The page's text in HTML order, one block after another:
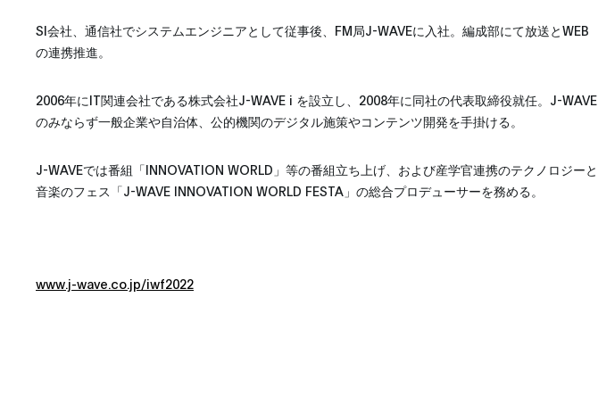
SI会社、通信社でシステムエンジニアとして従事後、FM局J-WAVEに入社。編成部にて放送とWEB
の連携推進。
2006年にIT関連会社である株式会社J-WAVE i を設立し、2008年に同社の代表取締役就任。J-WAVE
のみならず一般企業や自治体、公的機関のデジタル施策やコンテンツ開発を手掛ける。
J-WAVEでは番組「INNOVATION WORLD」等の番組立ち上げ、および産学官連携のテクノロジーと
音楽のフェス「J-WAVE INNOVATION WORLD FESTA」の総合プロデューサーを務める。
www.j-wave.co.jp/iwf2022